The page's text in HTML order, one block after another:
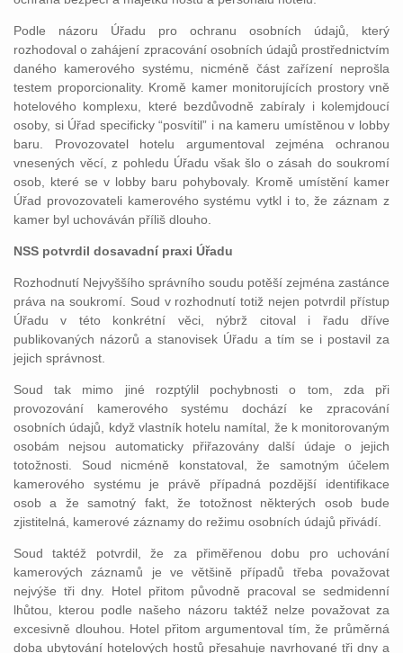
Podle názoru Úřadu pro ochranu osobních údajů, který
rozhodoval o zahájení zpracování osobních údajů prostřednictvím
daného kamerového systému, nicméně část zařízení neprošla
testem proporcionality. Kromě kamer monitorujících prostory vně
hotelového komplexu, které bezdůvodně zabíraly i kolemjdoucí
osoby, si Úřad specificky “posvítil” i na kameru umístěnou v lobby
baru. Provozovatel hotelu argumentoval zejména ochranou
vnesených věcí, z pohledu Úřadu však šlo o zásah do soukromí
osob, které se v lobby baru pohybovaly. Kromě umístění kamer
Úřad provozovateli kamerového systému vytkl i to, že záznam z
kamer byl uchováván příliš dlouho.
NSS potvrdil dosavadní praxi Úřadu
Rozhodnutí Nejvyššího správního soudu potěší zejména zastánce
práva na soukromí. Soud v rozhodnutí totiž nejen potvrdil přístup
Úřadu v této konkrétní věci, nýbrž citoval i řadu dříve
publikovaných názorů a stanovisek Úřadu a tím se i postavil za
jejich správnost.
Soud tak mimo jiné rozptýlil pochybnosti o tom, zda při
provozování kamerového systému dochází ke zpracování
osobních údajů, když vlastník hotelu namítal, že k monitorovaným
osobám nejsou automaticky přiřazovány další údaje o jejich
totožnosti. Soud nicméně konstatoval, že samotným účelem
kamerového systému je právě případná pozdější identifikace
osob a že samotný fakt, že totožnost některých osob bude
zjistitelná, kamerové záznamy do režimu osobních údajů přivádí.
Soud taktéž potvrdil, že za přiměřenou dobu pro uchování
kamerových záznamů je ve většině případů třeba považovat
nejvýše tři dny. Hotel přitom původně pracoval se sedmidenní
lhůtou, kterou podle našeho názoru taktéž nelze považovat za
excesivně dlouhou. Hotel přitom argumentoval tím, že průměrná
doba ubytování hotelových hostů přesahuje navrhované tři dny a